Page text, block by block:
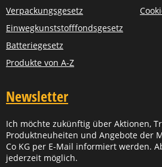
Verpackungsgesetz
Einwegkunststofffondsgesetz
Batteriegesetz
Produkte von A-Z
Newsletter
Ich möchte zukünftig über Aktionen,
Produktneuheiten und Angebote der
Co KG per E-Mail informiert werden.
jederzeit möglich.